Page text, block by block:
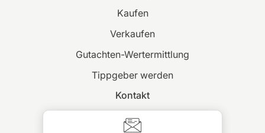
Kaufen
Verkaufen
Gutachten-Wertermittlung
Tippgeber werden
Kontakt